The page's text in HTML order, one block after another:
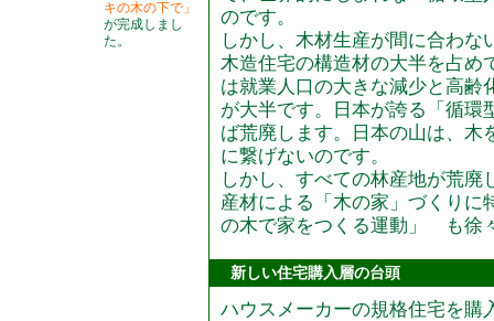
キの木の下で」
が完成しまし
た。
のです。
しかし、木材生産が間に合わ
木造住宅の構造材の大半を占め
は就業人口の大きな減少と高齢
が大半です。日本が誇る「循環
ば荒廃します。日本の山は、木
に繋げないのです。
しかし、すべての林産地が荒
産材による「木の家」づくり
の木で家をつくる運動」 も徐
新しい住宅購入層の台頭
ハウスメーカーの規格住宅を購